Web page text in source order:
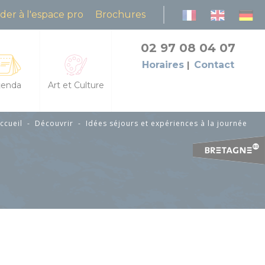
à l'espace pro Brochures
les fêtes et manifestations
échappées : visites et balades guidées
Art et Culture
L'Art dans les Chapelles
02 97 08 04 07
Horaires Contact
- Découvrir - Idées séjours et expériences à la journée